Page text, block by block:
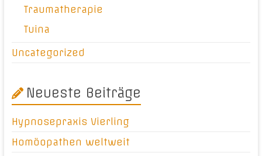
Traumatherapie
Tuina
Uncategorized
Neueste Beiträge
Hypnosepraxis Vierling
Homöopathen weltweit